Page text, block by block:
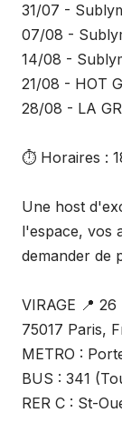
31/07 -
07/08 -
14/08 -
21/08 - HOT
28/08 - LA
⏱️ Horaires :
Une host
l'espace, vos
demander de
VIRAGE 📍
75017 Paris,
METRO :
BUS : 341
RER C : St-